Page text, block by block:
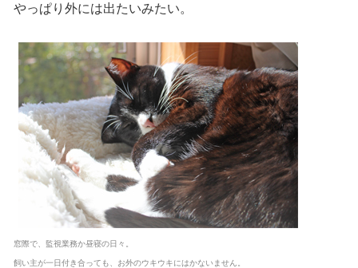
やっぱり外には出たいみたい。
窓際で、監視業務か昼寝の日々。
飼い主が一日付き合っても、お外のウキウキにはかないません。